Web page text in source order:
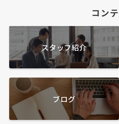
コン
スタッフ紹介
ブログ